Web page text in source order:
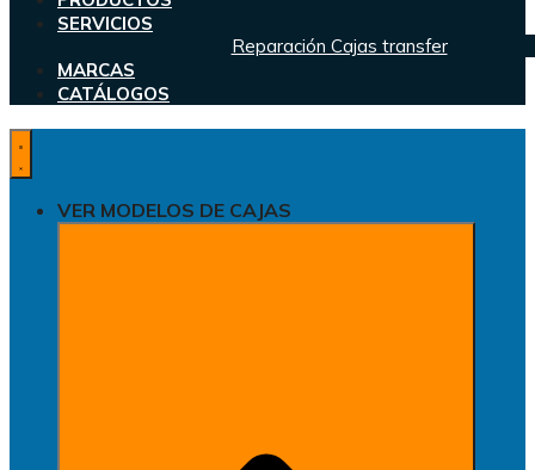
SERVICIOS
Reparación Cajas transfer
MARCAS
CATÁLOGOS
VER MODELOS DE CAJAS